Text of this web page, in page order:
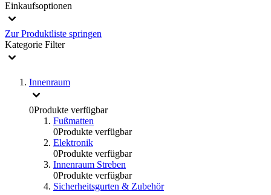
Einkaufsoptionen
Zur Produktliste springen
Kategorie Filter
Innenraum
0Produkte verfügbar
Fußmatten
0Produkte verfügbar
Elektronik
0Produkte verfügbar
Innenraum Streben
0Produkte verfügbar
Sicherheitsgurten & Zubehör